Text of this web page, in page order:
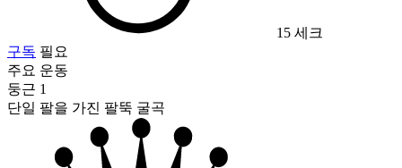
15 세크
구독 필요
주요 운동
둥근 1
단일 팔을 가진 팔뚝 굴곡